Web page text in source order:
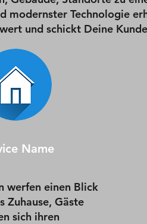
modernster Technologie
und schickt Deine
Name
werfen einen Blick
Zuhause, Gäste
sich ihren